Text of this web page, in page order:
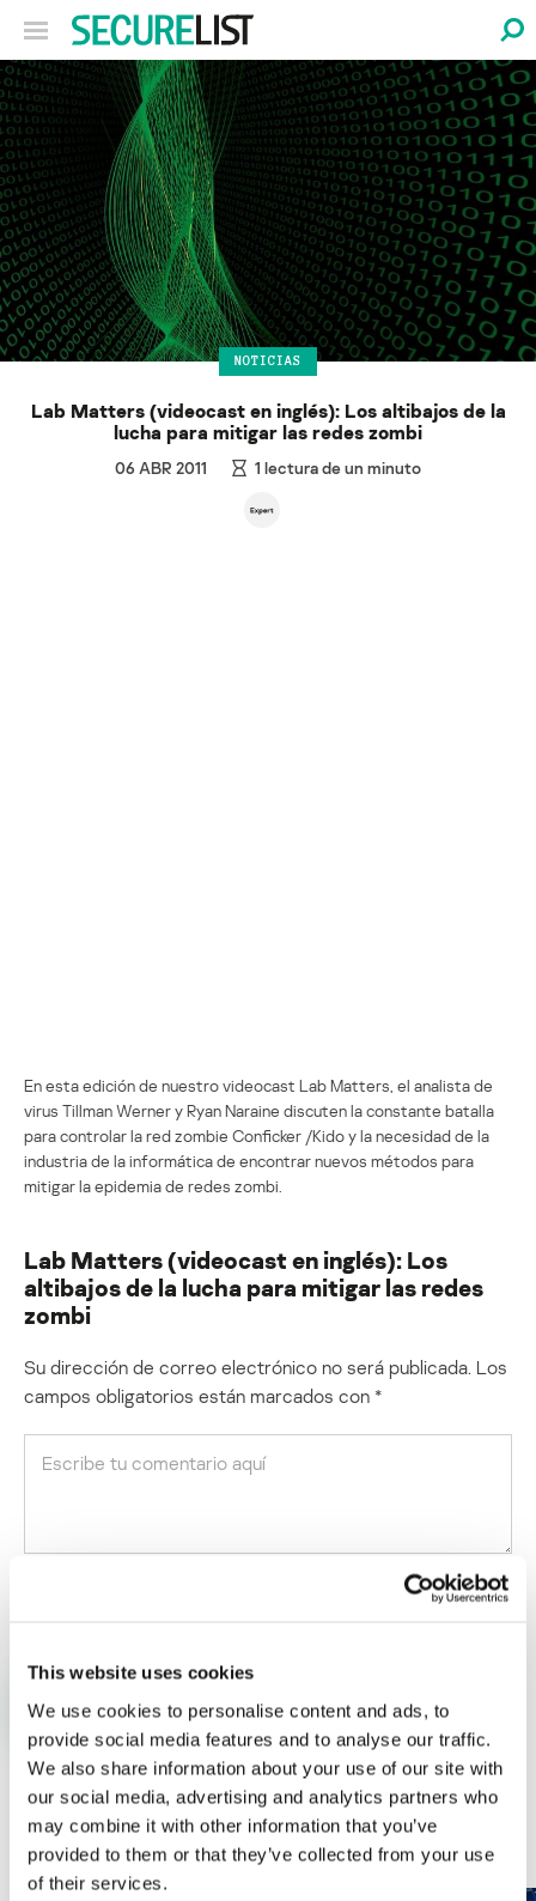
This website uses cookies
We use cookies to personalise content and ads, to
provide social media features and to analyse our traffic.
We also share information about your use of our site with
our social media, advertising and analytics partners who
may combine it with other information that you’ve
provided to them or that they’ve collected from your use
of their services.
NOTICIAS
Lab Matters (videocast en inglés): Los altibajos de la
lucha para mitigar las redes zombi
06 ABR 2011 1 lectura de un minuto
En esta edición de nuestro videocast Lab Matters, el analista de
virus Tillman Werner y Ryan Naraine discuten la constante batalla
para controlar la red zombie Conficker /Kido y la necesidad de la
industria de la informática de encontrar nuevos métodos para
mitigar la epidemia de redes zombi.
Lab Matters (videocast en inglés): Los
altibajos de la lucha para mitigar las redes
zombi
Su dirección de correo electrónico no será publicada. Los
campos obligatorios están marcados con *
*
ÚLTIMAS PUBLICACIONES